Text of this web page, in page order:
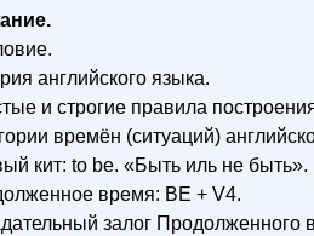
английского языка.
и строгие правила
времён (ситуаций)
кит: to be. «Быть иль не быть».
время: BE + V4.
залог Продолженного